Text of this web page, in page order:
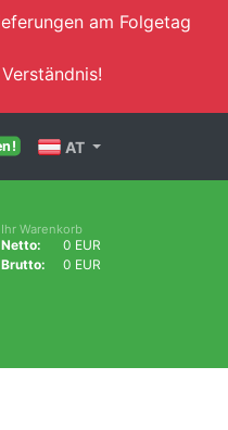
am Folgetag
AT
Ihr Warenkorb
Netto:
0 EUR
Brutto:
0 EUR